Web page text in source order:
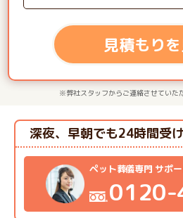
見積もり
※弊社スタッフからご連絡させていた
ペット葬儀専門 サポ
深夜、早朝でも24時間受